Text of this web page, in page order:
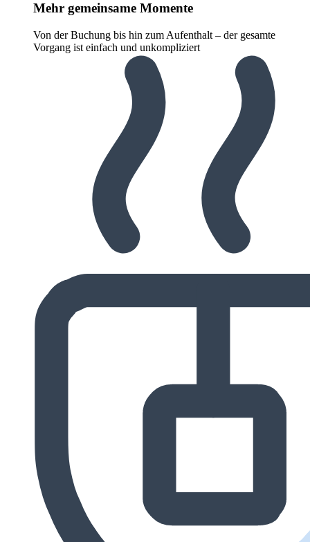
Mehr gemeinsame Momente
Von der Buchung bis hin zum Aufenthalt – der gesamte
Vorgang ist einfach und unkompliziert